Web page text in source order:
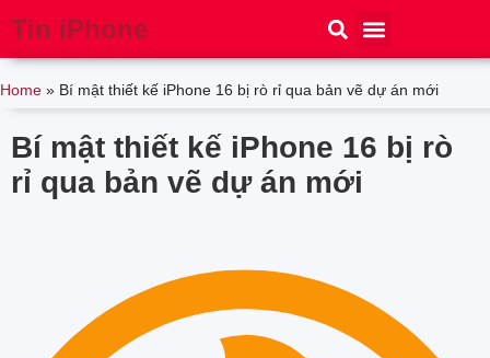
Tin iPhone
Home » Bí mật thiết kế iPhone 16 bị rò rỉ qua bản vẽ dự án mới
Bí mật thiết kế iPhone 16 bị rò
rỉ qua bản vẽ dự án mới